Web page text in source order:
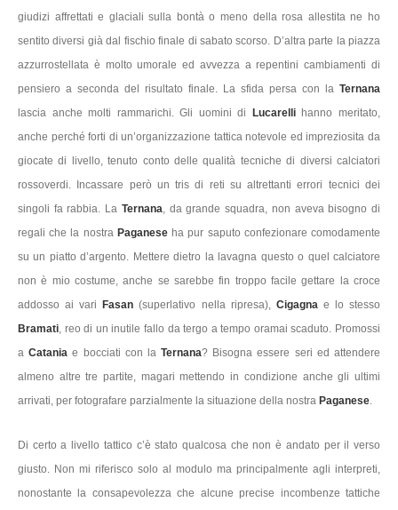
giudizi affrettati e glaciali sulla bontà o meno della rosa allestita ne ho
sentito diversi già dal fischio finale di sabato scorso. D’altra parte la piazza
azzurrostellata è molto umorale ed avvezza a repentini cambiamenti di
pensiero a seconda del risultato finale. La sfida persa con la Ternana
lascia anche molti rammarichi. Gli uomini di Lucarellihanno meritato,
anche perché forti di un’organizzazione tattica notevole ed impreziosita da
giocate di livello, tenuto conto delle qualità tecniche di diversi calciatori
rossoverdi. Incassare però un tris di reti su altrettanti errori tecnici dei
singoli fa rabbia. La Ternana, da grande squadra, non aveva bisogno di
regali che la nostra Paganeseha pur saputo confezionare comodamente
su un piatto d’argento. Mettere dietro la lavagna questo o quel calciatore
non è mio costume, anche se sarebbe fin troppo facile gettare la croce
addosso ai variFasan (superlativo nella ripresa), Cigagnae lo stesso
Bramati, reo di un inutile fallo da tergo a tempo oramai scaduto. Promossi
aCatania e bocciati con laTernana? Bisogna essere seri ed attendere
almeno altre tre partite, magari mettendo in condizione anche gli ultimi
arrivati, per fotografare parzialmente la situazione della nostra Paganese.
Di certo a livello tattico c’è stato qualcosa che non è andato per il verso
giusto. Non mi riferisco solo al modulo ma principalmente agli interpreti,
nonostante la consapevolezza che alcune precise incombenze tattiche